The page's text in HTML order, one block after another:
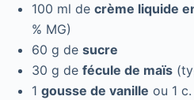
100 ml de crème liquide
% MG)
60 g de sucre
30 g de fécule de maïs
1 gousse de vanille ou 1